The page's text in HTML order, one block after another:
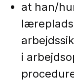
at han/
i